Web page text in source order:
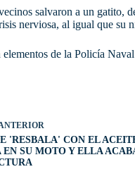
salvaron a un gatito,
nerviosa, al igual que su
de la Policía
'RESBALA' CON EL
EN SU MOTO Y ELLA